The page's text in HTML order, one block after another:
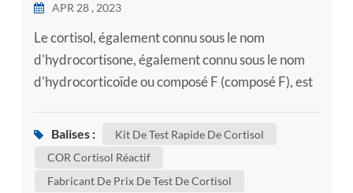
APR 28 , 2023
Le cortisol, également connu sous le nom
d'hydrocortisone, également connu sous le nom
d'hydrocorticoïde ou composé F (composé F), est
sur le métabolisme des glucides. Le cortisol est
Balises :
Kit De Test Rapide De Cortisol
COR Cortisol Réactif
Fabricant De Prix De Test De Cortisol